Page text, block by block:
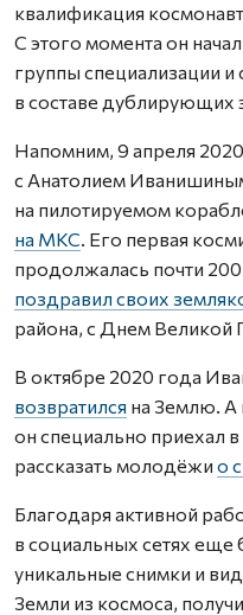
квалификация
С этого момента он
группы специализации
в составе дублирующих
Напомним, 9 апреля
с Анатолием
на пилотируемом
на МКС. Его первая
продолжалась почти
поздравил своих
района, с Днем
В октябре 2020 года
возвратился на Землю. А
он специально приехал
рассказать молодёжи о
Благодаря активной
в социальных сетях
уникальные снимки и
Земли из космоса,